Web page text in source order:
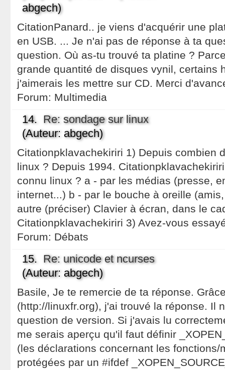
abgech)
CitationPanard.. je viens d'acquérir une
en USB. ... Je n'ai pas de réponse à ta
question. Où as-tu trouvé ta platine ?
grande quantité de disques vynil, certains
j'aimerais les mettre sur CD. Merci
Forum: Multimedia
14. Re: sondage sur linux
(Auteur: abgech)
Citationpklavachekiriri 1) Depuis combien
linux ? Depuis 1994.
connu linux ? a - par les médias (presse,
internet...) b - par le bouche à oreille
autre (préciser) Clavier à écran, dans le
Citationpklavachekiriri 3) Avez-vous
Forum: Débats
15. Re: unicode et ncurses
(Auteur: abgech)
Basile, Je te remercie de ta réponse.
(http://linuxfr.org), j'ai trouvé la réponse. Il
question de version. Si j'avais lu
me serais aperçu qu'il faut définir
(les déclarations concernant les fonctions/
protégées par un #ifdef